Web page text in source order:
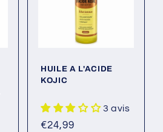
HUILE A L'ACIDE
KOJIC
3 avis
Prix
€24,99